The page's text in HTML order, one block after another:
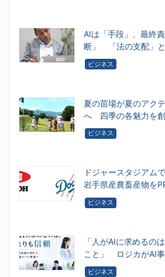
AIは「手段」、最終
断」 「法の支配」
ビジネス
夏の苗場が夏のアク
へ 四季の各魅力を
ビジネス
ドジャースタジアム
岩手県産農畜産物を
ビジネス
「人がAIに求めるの
こと」 ロジカがAI
ビジネス